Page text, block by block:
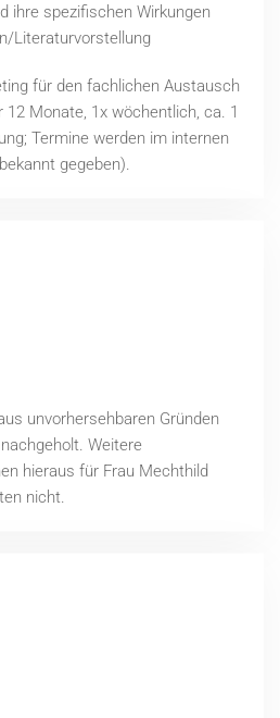
ihre spezifischen Wirkungen
Literaturvorstellung
für den fachlichen Austausch
Monate, 1x wöchentlich, ca. 1
Termine werden im internen
gegeben).
unvorhersehbaren Gründen
Weitere
hieraus für Frau Mechthild
nicht.